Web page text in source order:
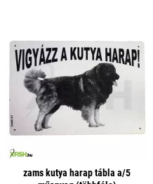
zams kutya harap tábla a/5